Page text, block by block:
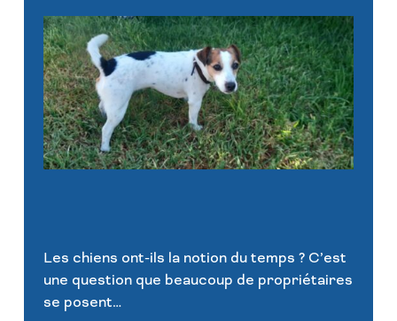
Les chiens ont-ils la notion du temps ? C’est
une question que beaucoup de propriétaires
se posent…